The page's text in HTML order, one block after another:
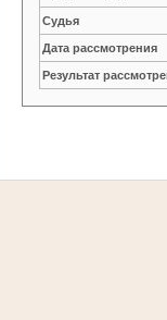
Судья
Дата рассмотрения
Результат